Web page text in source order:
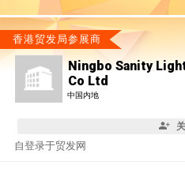
香港贸发局参展商
Ningbo Sanity
Co Ltd
中国内地
自登录于贸发网